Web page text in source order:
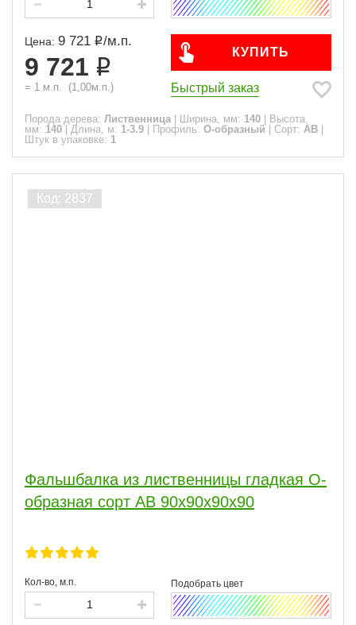
Цена: 9 721 /м.п.
9 721
= 1 м.п. (1,00м.п.)
КУПИТЬ
Быстрый заказ
Порода дерева: Лиственница Ширина, мм: 140
Высота,
мм: 140 Длина, м: 1-3.9 Профиль: О-образный Сорт: АВ
Штук в упаковке: 1
Фальшбалка из лиственницы гладкая О-
образная сорт АВ 90x90x90x90
Кол-во, м.п.